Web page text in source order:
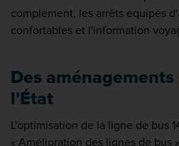
complément, les arrêts équipés
confortables et l'information
Des
l'État
L'optimisation de la ligne de bus
« Amélioration des lignes de bus